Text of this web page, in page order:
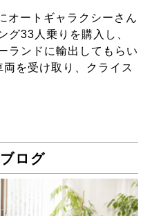
オートギャラクシーさん
グ33人乗りを購入し、
ランドに輸出してもらい
を受け取り、クライス
ログ